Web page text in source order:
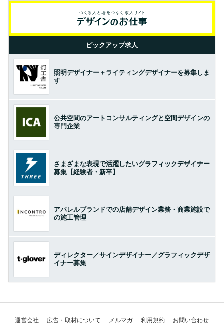
ピックアップ求人
照明デザイナー＋ライティングデザイナーを募集しま
す
公共空間のアートコンサルティングと空間デザインの
専門企業
さまざまな表現で活躍したいグラフィックデザイナー
募集【経験者・新卒】
アパレルブランドでの店舗デザイン業務・商業施設で
の施工管理
ディレクター／サインデザイナー／グラフィックデザ
イナー募集
運営会社 広告・取材について メルマガ 利用規約 お問い合わせ